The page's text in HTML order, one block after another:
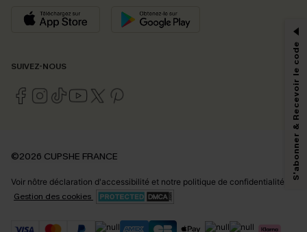
SUIVEZ-NOUS
©2026 CUPSHE FRANCE
Voir nôtre déclaration d'accessibilité et notre politique de confidentialité.
Gestion des cookies
-15% dès 2 Achetés par E-mail
En soumettant votre adresse e-mail, vous acceptez de recevoir des e-mails
marketing (y compris du contenu généré par l'IA) de Cupshe et
personnaliser nos contenus et nos offres, et de vous recommander des
Politique de
confidentialité. Vous pouvez vous désabonner à tout moment.
S'abonner & Recevoir le code